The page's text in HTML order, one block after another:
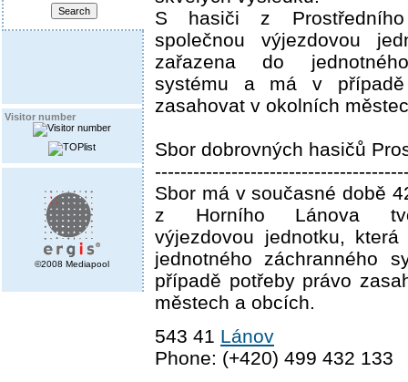
Visitor number
©2008 Mediapool
S hasiči z
společnou výjezdovou
zařazena do
systému a má v případě
zasahovat v okolních
Sbor dobrovných hasičů
Sbor má v současné době
z Horního Lánova
výjezdovou jednotku,
jednotného záchranného
případě potřeby právo
městech a obcích.
543 41 Lánov
Phone: (+420) 499 432 133